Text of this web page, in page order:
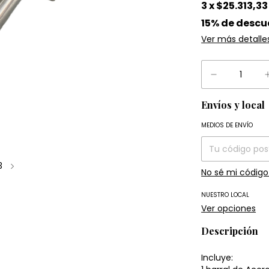
3x$25.313,33
15% de
Ver más
Envíos y local
Entregas para el
MEDIOS DE ENVÍO
No sé mi
NUESTRO LOCAL
Ver opciones
Descripción
Incluye: